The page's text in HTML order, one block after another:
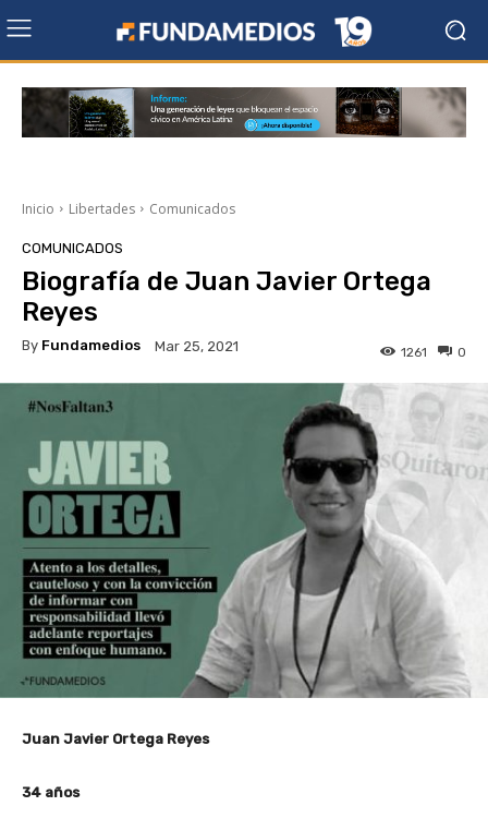
Inicio Libertades Comunicados
COMUNICADOS
Biografía de Juan Javier Ortega
Reyes
By Fundamedios Mar 25, 2021 0
1261
Juan Javier Ortega Reyes
34 años